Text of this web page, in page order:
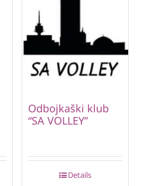
Odbojkaški klub
“SA VOLLEY”
Details